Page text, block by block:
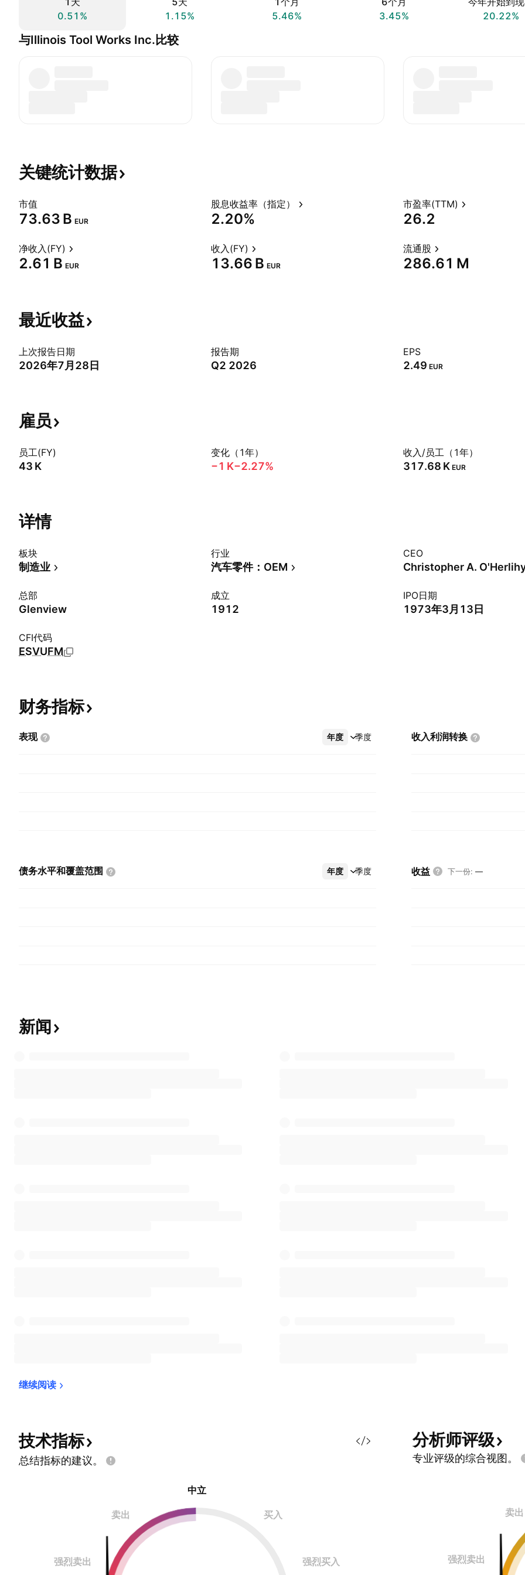
0.51%
1.15%
5.46%
3.45%
20.22%
与Illinois Tool Works Inc.比较
关键统计数据
市值
‪73.63 B‬ EUR
股息收益率（指定）
2.20%
市盈率(TTM)
26.2
净收入(FY)
‪2.61 B‬ EUR
收入(FY)
‪13.66 B‬ EUR
流通股
‪286.61 M‬
最近收益
上次报告日期
2026年7月28日
报告期
Q2 2026
EPS
2.49 EUR
雇员
员工(FY)
‪43 K‬
变化（1年）
‪−1 K‬−2.27%
收入/员工（1年）
‪317.68 K‬ EUR
详情
板块
制造业
行业
汽车零件：OEM
CEO
Christopher A.
总部
Glenview
成立
1912
IPO日期
1973年3月13日
CFI代码
ESVUFM
财务指标
表现 年度 季度
更多 收入利润转换
债务水平和覆盖范围 年度 季度
更多 收益 下一份: —
新闻
继续阅读
技术指标
总结指标的建议。
中立
卖出 买入
强烈卖出 强烈买入
分析师评级
专业评级的综合视图。
卖出
强烈卖出